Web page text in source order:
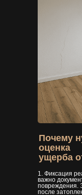
1. Фиксация
важно
повреждения.
после
Почему
оценка
ущерба